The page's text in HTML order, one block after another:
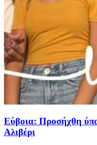
Εύβοια: Προσήχθη
Αλιβέρι